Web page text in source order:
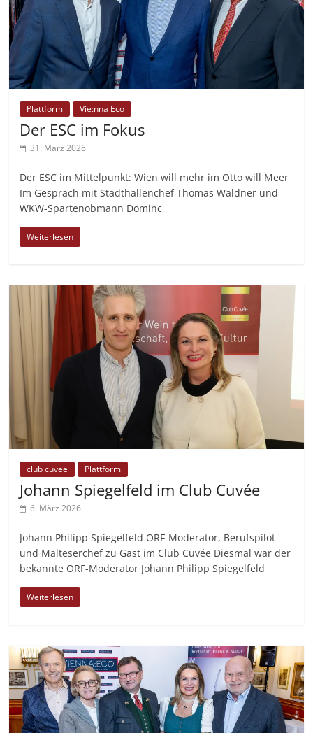
Plattform Vie:nna Eco
Der ESC im Fokus
31. März 2026
Der ESC im Mittelpunkt: Wien will mehr im Otto will Meer
Im Gespräch mit Stadthallenchef Thomas Waldner und
WKW-Spartenobmann Dominc
Weiterlesen
club cuvee Plattform
Johann Spiegelfeld im Club Cuvée
6. März 2026
Johann Philipp Spiegelfeld ORF-Moderator, Berufspilot
und Malteserchef zu Gast im Club Cuvée Diesmal war der
bekannte ORF-Moderator Johann Philipp Spiegelfeld
Weiterlesen